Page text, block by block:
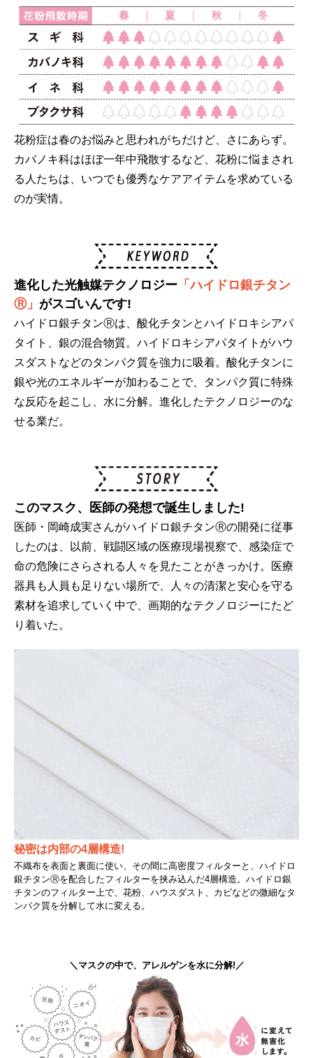
花粉症は春のお悩みと思われがちだけど、さにあらず。
カバノキ科はほぼ一年中飛散するなど、花粉に悩まされ
る人たちは、いつでも優秀なケアアイテムを求めている
のが実情。
進化した光触媒テクノロジー 「ハイドロ銀チタン
Ⓡ」 がスゴいんです!
ハイドロ銀チタンⓇは、酸化チタンとハイドロキシアパ
タイト、銀の混合物質。ハイドロキシアパタイトがハウ
スダストなどのタンパク質を強力に吸着。酸化チタンに
銀や光のエネルギーが加わることで、タンパク質に特殊
な反応を起こし、水に分解。進化したテクノロジーのな
せる業だ。
このマスク、医師の発想で誕生しました!
医師・岡崎成実さんがハイドロ銀チタンⓇの開発に従事
したのは、以前、戦闘区域の医療現場視察で、感染症で
命の危険にさらされる人々を見たことがきっかけ。医療
器具も人員も足りない場所で、人々の清潔と安心を守る
素材を追求していく中で、画期的なテクノロジーにたど
り着いた。
秘密は内部の4層構造!
不織布を表面と裏面に使い、その間に高密度フィルターと、ハイドロ
銀チタンⓇを配合したフィルターを挟み込んだ4層構造。ハイドロ銀
チタンのフィルター上で、花粉、ハウスダスト、カビなどの微細なタ
ンパク質を分解して水に変える。
＼マスクの中で、アレルゲンを水に分解!／